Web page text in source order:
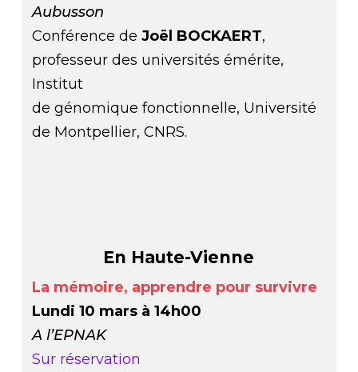
Aubusson
Conférence deJoël BOCKAERT,
professeur des universités émérite,
Institut
de génomique fonctionnelle, Université
de Montpellier, CNRS.
En Haute-Vienne
La mémoire, apprendre pour survivre
Lundi 10 mars à 14h00
A l’EPNAK
Sur réservation